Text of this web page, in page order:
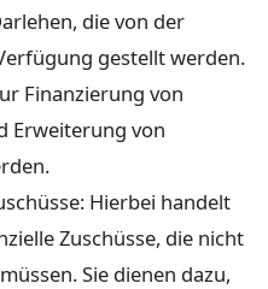
die von der
gestellt werden.
Finanzierung von
Erweiterung von
Hierbei handelt
Zuschüsse, die nicht
Sie dienen dazu,